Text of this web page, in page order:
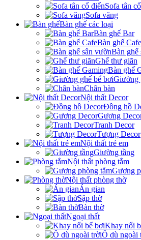
Sofa tân
Sofa văng
Bàn ghế các loại
Bàn ghế Bar
Bàn ghế Cafe
Bàn ghế
Ghế thư giãn
Bàn ghế
Giường
Chân bàn
Nội thất Decor
Đồng hồ
Gương
Tranh Decor
Tượng Decor
Nội thất trẻ em
Giường tầng
Nội thất phòng tắm
Gương
Nội thất phòng thờ
Án gian
Sập thờ
Bàn thờ
Ngoại thất
Khay nổi
Ô dù ngoài